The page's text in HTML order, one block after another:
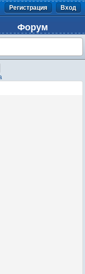
Регистрация Вход
Форум